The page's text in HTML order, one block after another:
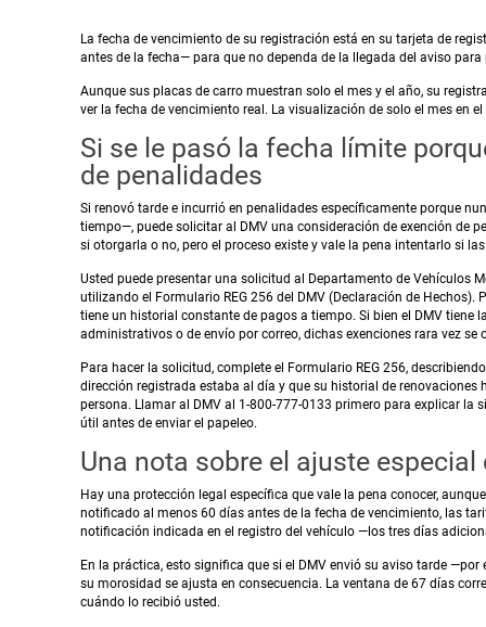
La fecha de vencimiento de su registración está en su tarjeta de
antes de la fecha— para que no dependa de la llegada del aviso para
Aunque sus placas de carro muestran solo el mes y el año, su
ver la fecha de vencimiento real. La visualización de solo el mes en
Si se le pasó la fecha límite
de penalidades
Si renovó tarde e incurrió en penalidades específicamente porque
tiempo—, puede solicitar al DMV una consideración de exención de
si otorgarla o no, pero el proceso existe y vale la pena intentarlo si
Usted puede presentar una solicitud al Departamento de Vehículos
utilizando el Formulario REG 256 del DMV (Declaración de
tiene un historial constante de pagos a tiempo. Si bien el DMV tiene
administrativos o de envío por correo, dichas exenciones rara vez
Para hacer la solicitud, complete el Formulario REG 256,
dirección registrada estaba al día y que su historial de
persona. Llamar al DMV al 1-800-777-0133 primero para explicar
útil antes de enviar el papeleo.
Una nota sobre el ajuste
Hay una protección legal específica que vale la pena conocer,
notificado al menos 60 días antes de la fecha de vencimiento, las
notificación indicada en el registro del vehículo —los tres días
En la práctica, esto significa que si el DMV envió su aviso tarde
su morosidad se ajusta en consecuencia. La ventana de 67 días
cuándo lo recibió usted.